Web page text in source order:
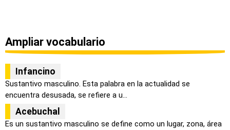
Ampliar vocabulario
Infancino
Sustantivo masculino. Esta palabra en la actualidad se
encuentra desusada, se refiere a u...
Acebuchal
Es un sustantivo masculino se define como un lugar, zona, área